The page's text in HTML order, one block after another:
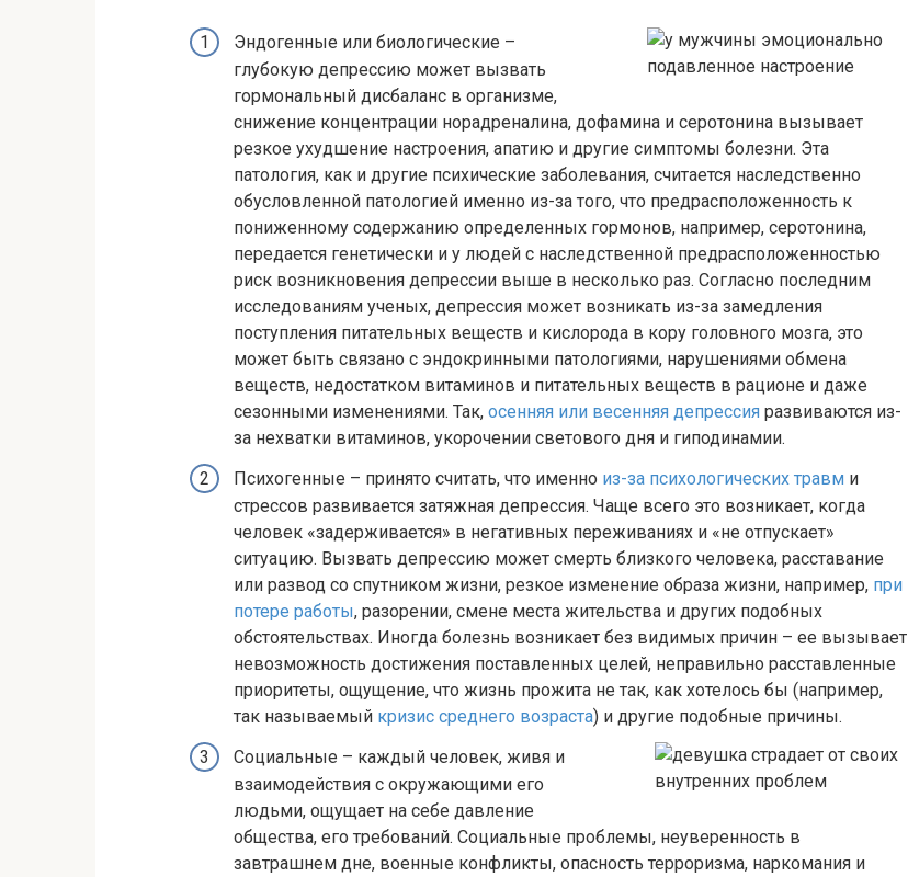
Эндогенные или биологические –
глубокую депрессию может вызвать
гормональный дисбаланс в организме,
снижение концентрации норадреналина, дофамина и серотонина вызывает
резкое ухудшение настроения, апатию и другие симптомы болезни. Эта
патология, как и другие психические заболевания, считается наследственно
обусловленной патологией именно из-за того, что предрасположенность к
пониженному содержанию определенных гормонов, например, серотонина,
передается генетически и у людей с наследственной предрасположенностью
риск возникновения депрессии выше в несколько раз. Согласно последним
исследованиям ученых, депрессия может возникать из-за замедления
поступления питательных веществ и кислорода в кору головного мозга, это
может быть связано с эндокринными патологиями, нарушениями обмена
веществ, недостатком витаминов и питательных веществ в рационе и даже
сезонными изменениями. Так, осенняя или весенняя депрессия развиваются из-
за нехватки витаминов, укорочении светового дня и гиподинамии.
Психогенные – принято считать, что именно из-за психологических травм и
стрессов развивается затяжная депрессия. Чаще всего это возникает, когда
человек «задерживается» в негативных переживаниях и «не отпускает»
ситуацию. Вызвать депрессию может смерть близкого человека, расставание
или развод со спутником жизни, резкое изменение образа жизни, например, при
потере работы, разорении, смене места жительства и других подобных
обстоятельствах. Иногда болезнь возникает без видимых причин – ее вызывает
невозможность достижения поставленных целей, неправильно расставленные
приоритеты, ощущение, что жизнь прожита не так, как хотелось бы (например,
так называемый кризис среднего возраста) и другие подобные причины.
Социальные – каждый человек, живя и
взаимодействия с окружающими его
людьми, ощущает на себе давление
общества, его требований. Социальные проблемы, неуверенность в
завтрашнем дне, военные конфликты, опасность терроризма, наркомания и